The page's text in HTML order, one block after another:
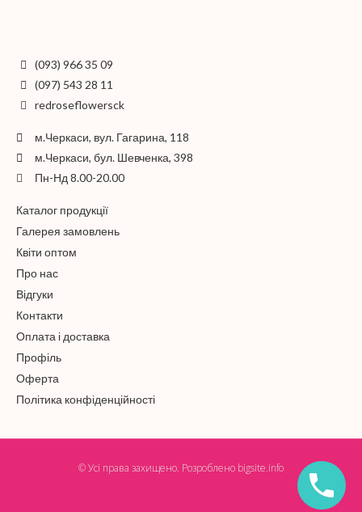
(093) 966 35 09
(097) 543 28 11
redroseflowersck
м.Черкаси, вул. Гагарина, 118
м.Черкаси, бул. Шевченка, 398
Пн-Нд 8.00-20.00
Каталог продукції
Галерея замовлень
Квіти оптом
Про нас
Відгуки
Контакти
Оплата і доставка
Профіль
Оферта
Політика конфіденційності
© Усі права захищено. Розроблено bigsite.info